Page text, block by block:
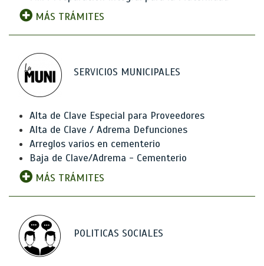
MÁS TRÁMITES
SERVICIOS MUNICIPALES
Alta de Clave Especial para Proveedores
Alta de Clave / Adrema Defunciones
Arreglos varios en cementerio
Baja de Clave/Adrema - Cementerio
MÁS TRÁMITES
POLITICAS SOCIALES